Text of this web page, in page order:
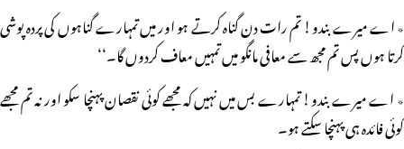
٭ اے میرے بندو! تم رات دن گناہ کرتے ہو اور میں تمہارے گناہوں کی پردہ پوشی
کرتا ہوں پس تم مجھ سے معافی مانگو میں تمہیں معاف کردوں گا۔‘‘
٭ اے میرے بندو! تمہارے بس میں نہیں کہ مجھے کوئی نقصان پہنچا سکو اور نہ تم مجھے
کوئی فائدہ ہی پہنچا سکتے ہو۔